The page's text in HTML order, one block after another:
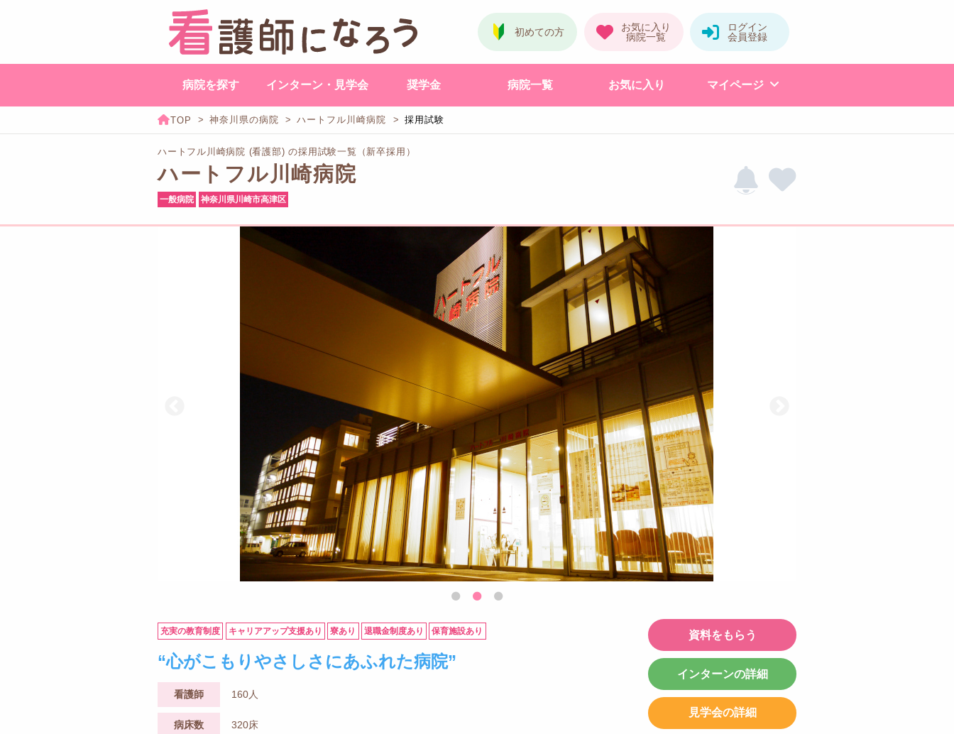
病院を探す インターン・見学会 奨学金 病院一覧 お気に入り マイページ
神奈川県の病院 ハートフル川崎病院 採用試験
ハートフル川崎病院 (看護部) の採用試験一覧（新卒採用）
ハートフル川崎病院
一般病院 神奈川県川崎市高津区
充実の教育制度 キャリアアップ支援あり 寮あり 退職金制度あり 保育施設あり
“心がこもりやさしさにあふれた病院”
看護師 160人
病床数 320床
資料をもらう
インターンの詳細
見学会の詳細